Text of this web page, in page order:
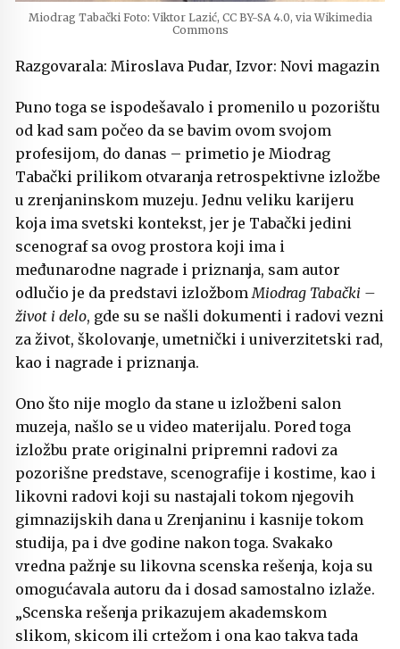
Miodrag Tabački Foto: Viktor Lazić, CC BY-SA 4.0, via Wikimedia
Commons
Razgovarala: Miroslava Pudar, Izvor: Novi magazin
Puno toga se ispodešavalo i promenilo u pozorištu
od kad sam počeo da se bavim ovom svojom
profesijom, do danas – primetio je Miodrag
Tabački prilikom otvaranja retrospektivne izložbe
u zrenjaninskom muzeju. Jednu veliku karijeru
koja ima svetski kontekst, jer je Tabački jedini
scenograf sa ovog prostora koji ima i
međunarodne nagrade i priznanja, sam autor
odlučio je da predstavi izložbomMiodrag Tabački –
život i delo, gde su se našli dokumenti i radovi vezni
za život, školovanje, umetnički i univerzitetski rad,
kao i nagrade i priznanja.
Ono što nije moglo da stane u izložbeni salon
muzeja, našlo se u video materijalu. Pored toga
izložbu prate originalni pripremni radovi za
pozorišne predstave, scenografije i kostime, kao i
likovni radovi koji su nastajali tokom njegovih
gimnazijskih dana u Zrenjaninu i kasnije tokom
studija, pa i dve godine nakon toga. Svakako
vredna pažnje su likovna scenska rešenja, koja su
omogućavala autoru da i dosad samostalno izlaže.
„Scenska rešenja prikazujem akademskom
slikom, skicom ili crtežom i ona kao takva tada